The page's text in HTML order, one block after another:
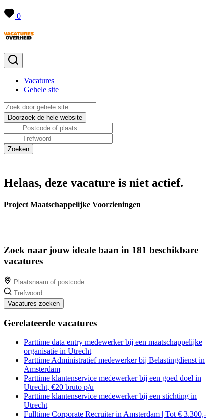
0
Vacatures
Gehele site
Helaas, deze vacature is niet actief.
Project Maatschappelijke Voorzieningen
Zoek naar jouw ideale baan in 181 beschikbare
vacatures
Vacatures zoeken
Gerelateerde vacatures
Parttime data entry medewerker bij een maatschappelijke
organisatie in Utrecht
Parttime Administratief medewerker bij Belastingdienst in
Amsterdam
Parttime klantenservice medewerker bij een goed doel in
Utrecht, €20 bruto p/u
Parttime klantenservice medewerker bij een stichting in
Utrecht
Fulltime Corporate Recruiter in Amsterdam | Tot € 3.300,-